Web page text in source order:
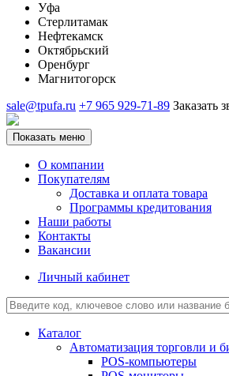
Уфа
Стерлитамак
Нефтекамск
Октябрьский
Оренбург
Магнитогорск
sale@tpufa.ru +7 965 929-71-89 Заказать
Показать меню
О компании
Покупателям
Доставка и оплата товара
Программы кредитования
Наши работы
Контакты
Вакансии
Личный кабинет
Каталог
Автоматизация торговли и
POS-компьютеры